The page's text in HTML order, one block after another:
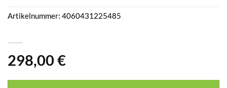
298,00 €
Artikelnummer: 4060431225485